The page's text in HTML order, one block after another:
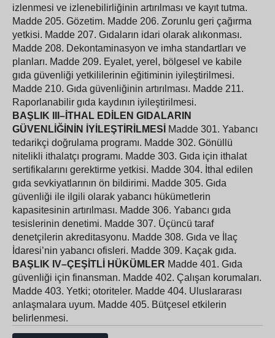
izlenmesi ve izlenebilirliğinin artırılması ve kayıt tutma.
Madde 205. Gözetim. Madde 206. Zorunlu geri çağırma
yetkisi. Madde 207. Gıdaların idari olarak alıkonması.
Madde 208. Dekontaminasyon ve imha standartları ve
planları. Madde 209. Eyalet, yerel, bölgesel ve kabile
gıda güvenliği yetkililerinin eğitiminin iyileştirilmesi.
Madde 210. Gıda güvenliğinin artırılması. Madde 211.
Raporlanabilir gıda kaydının iyileştirilmesi.
BAŞLIK III–İTHAL EDİLEN GIDALARIN
GÜVENLİĞİNİN İYİLEŞTİRİLMESİ
Madde 301. Yabancı
tedarikçi doğrulama programı. Madde 302. Gönüllü
nitelikli ithalatçı programı. Madde 303. Gıda için ithalat
sertifikalarını gerektirme yetkisi. Madde 304. İthal edilen
gıda sevkiyatlarının ön bildirimi. Madde 305. Gıda
güvenliği ile ilgili olarak yabancı hükümetlerin
kapasitesinin artırılması. Madde 306. Yabancı gıda
tesislerinin denetimi. Madde 307. Üçüncü taraf
denetçilerin akreditasyonu. Madde 308. Gıda ve İlaç
İdaresi’nin yabancı ofisleri. Madde 309. Kaçak gıda.
BAŞLIK IV–ÇEŞİTLİ HÜKÜMLER Madde 401. Gıda
güvenliği için finansman. Madde 402. Çalışan korumaları.
Madde 403. Yetki; otoriteler. Madde 404. Uluslararası
anlaşmalara uyum. Madde 405. Bütçesel etkilerin
belirlenmesi.